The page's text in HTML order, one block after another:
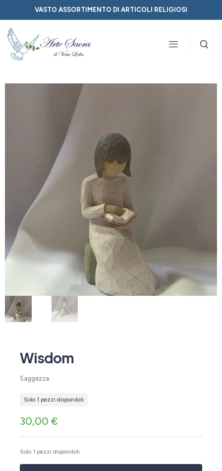
VASTO ASSORTIMENTO DI ARTICOLI RELIGIOSI
Wisdom
Saggezza
Solo 1 pezzi disponibili
30,00 €
Solo 1 pezzi disponibili